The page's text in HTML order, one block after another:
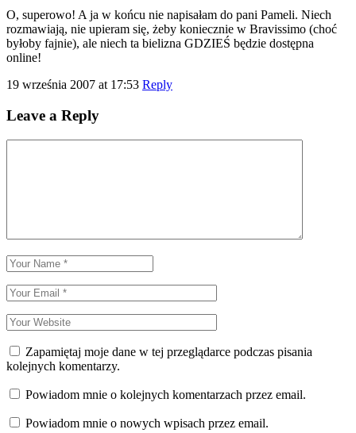
O, superowo! A ja w końcu nie napisałam do pani Pameli. Niech
rozmawiają, nie upieram się, żeby koniecznie w Bravissimo (choć
byłoby fajnie), ale niech ta bielizna GDZIEŚ będzie dostępna
online!
19 września 2007 at 17:53 Reply
Leave a Reply
Zapamiętaj moje dane w tej przeglądarce podczas pisania
kolejnych komentarzy.
Powiadom mnie o kolejnych komentarzach przez email.
Powiadom mnie o nowych wpisach przez email.